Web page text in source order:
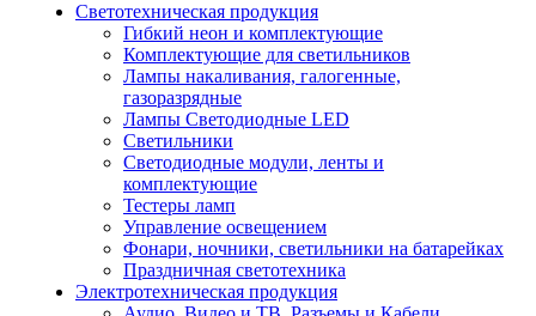
Светотехническая продукция
Гибкий неон и комплектующие
Комплектующие для светильников
Лампы накаливания, галогенные,
газоразрядные
Лампы Светодиодные LED
Светильники
Светодиодные модули, ленты и
комплектующие
Тестеры ламп
Управление освещением
Фонари, ночники, светильники на батарейках
Праздничная светотехника
Электротехническая продукция